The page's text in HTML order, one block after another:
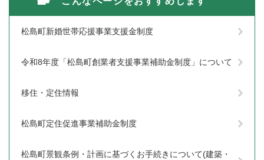
松島町新婚世帯応援事業支援金制度
令和8年度「松島町創業者支援事業補助金制度」について
移住・定住情報
松島町定住促進事業補助金制度
松島町景観条例・計画に基づくお手続きについて(建築・